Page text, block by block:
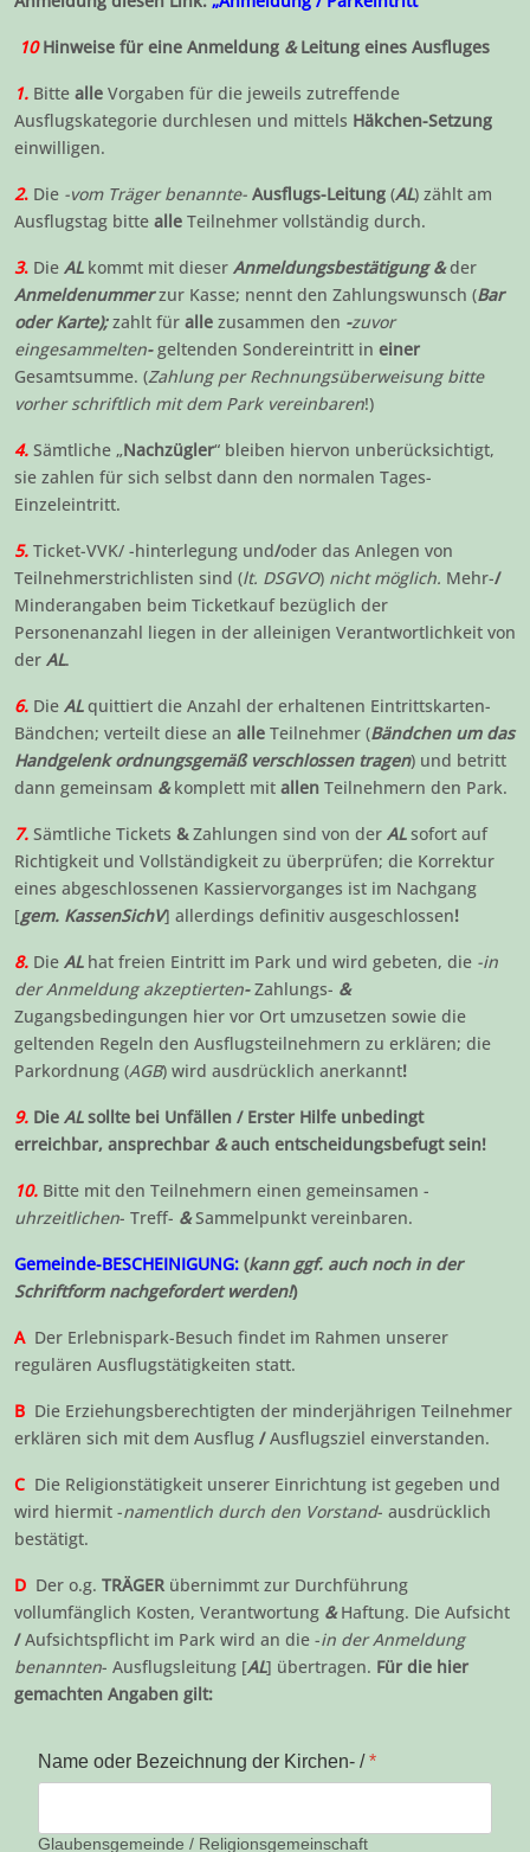
10Hinweise für eine Anmeldung &Leitung eines Ausfluges
1. Bitte alle Vorgaben für die jeweils zutreffende
Ausflugskategorie durchlesen und mittels Häkchen-Setzung
einwilligen.
2. Die -vom Träger benannte- Ausflugs-Leitung (AL) zählt am
Ausflugstag bitte alle Teilnehmer vollständig durch.
3. Die ALkommt mit dieser Anmeldungsbestätigung &der
Anmeldenummerzur Kasse; nennt den Zahlungswunsch (Bar
oder Karte);zahlt für alle zusammen den -zuvor
eingesammelten-geltenden Sondereintritt in einer
Gesamtsumme. (Zahlung per Rechnungsüberweisung bitte
vorher schriftlich mit dem Park vereinbaren!)
4. Sämtliche „Nachzügler“ bleiben hiervon unberücksichtigt,
sie zahlen für sich selbst dann den normalen Tages-
Einzeleintritt.
5. Ticket-VVK/ -hinterlegung und/oder das Anlegen von
Teilnehmerstrichlisten sind (lt. DSGVO) nicht möglich. Mehr-/
Minderangaben beim Ticketkauf bezüglich der
Personenanzahl liegen in der alleinigen Verantwortlichkeit von
der AL.
6. Die ALquittiert die Anzahl der erhaltenen Eintrittskarten-
Bändchen; verteilt diese an alle Teilnehmer (Bändchen um das
Handgelenk ordnungsgemäß verschlossen tragen) und betritt
dann gemeinsam &komplett mit allen Teilnehmern den Park.
7. Sämtliche Tickets & Zahlungen sind von der ALsofort auf
Richtigkeit und Vollständigkeit zu überprüfen; die Korrektur
eines abgeschlossenen Kassiervorganges ist im Nachgang
[gem. KassenSichV] allerdings definitiv ausgeschlossen!
8. Die ALhat freien Eintritt im Park und wird gebeten, die -in
der Anmeldung akzeptierten-Zahlungs- &
Zugangsbedingungen hier vor Ort umzusetzen sowie die
geltenden Regeln den Ausflugsteilnehmern zu erklären; die
Parkordnung (AGB) wird ausdrücklich anerkannt!
9. Die ALsollte bei Unfällen / Erster Hilfe unbedingt
erreichbar, ansprechbar &auch entscheidungsbefugt sein!
10. Bitte mit den Teilnehmern einen gemeinsamen -
uhrzeitlichen- Treff- & Sammelpunkt vereinbaren.
Gemeinde-BESCHEINIGUNG: (kann ggf. auch noch in der
Schriftform nachgefordert werden!)
ADer Erlebnispark-Besuch findet im Rahmen unserer
regulären Ausflugstätigkeiten statt.
B Die Erziehungsberechtigten der minderjährigen Teilnehmer
erklären sich mit dem Ausflug /Ausflugsziel einverstanden.
C Die Religionstätigkeit unserer Einrichtung ist gegeben und
wird hiermit -namentlich durch den Vorstand- ausdrücklich
bestätigt.
D Der o.g. TRÄGER übernimmt zur Durchführung
vollumfänglich Kosten, Verantwortung &Haftung. Die Aufsicht
/Aufsichtspflicht im Park wird an die -in der Anmeldung
benannten- Ausflugsleitung [AL] übertragen. Für die hier
gemachten Angaben gilt:
Name oder Bezeichnung der Kirchen- /*
Glaubensgemeinde / Religionsgemeinschaft